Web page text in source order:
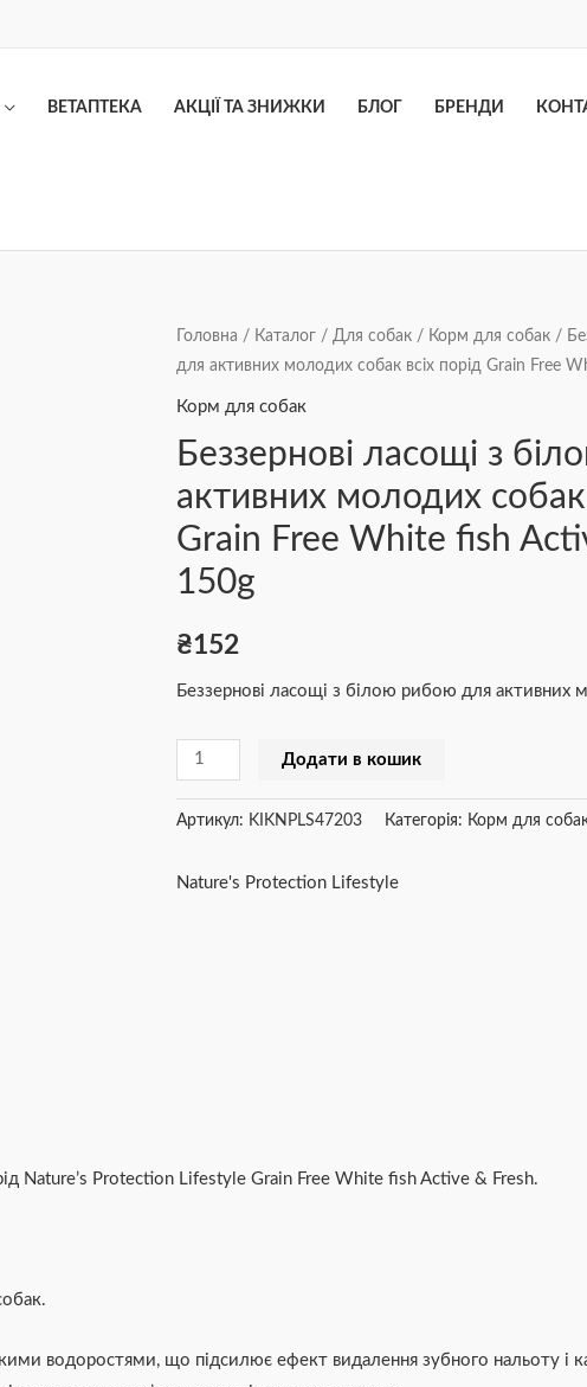
ВЕТАПТЕКА АКЦІЇ ТА ЗНИЖКИ БЛОГ БРЕНДИ
Головна / Каталог / Для собак / Корм для собак /
для активних молодих собак всіх порід Grain Free
Корм для собак
Беззернові ласощі з
активних молодих собак
Grain Free White fish
150g
₴152
Беззернові ласощі з білою рибою для активних
Беззернові
ласощі
з
рибою
для
активних
собак
порід
Grain
White
fish
Active
Fresh,
Додати в кошик
Артикул: KIKNPLS47203 Категорія: Корм для
Nature's Protection Lifestyle
Nature’s Protection Lifestyle Grain Free White fish Active & Fresh.
водоростями, що підсилює ефект видалення зубного нальоту і